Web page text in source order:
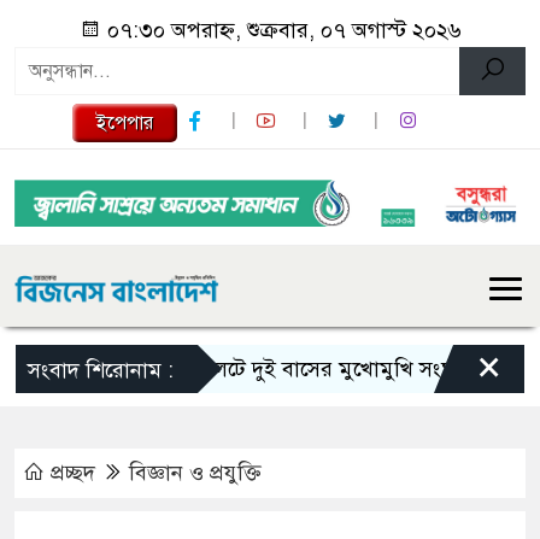
০৭:৩০ অপরাহ্ন, শুক্রবার, ০৭ অগাস্ট ২০২৬
ইপেপার
সংবাদ শিরোনাম :সিলেটে দুই বাসের মুখোমুখি সংঘর্ষে নিহত বেড়ে ৯
×
প্রচ্ছদ বিজ্ঞান ও প্রযুক্তি